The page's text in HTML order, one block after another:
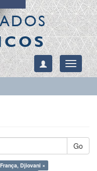
Toggle
Go
França, Djiovani ×